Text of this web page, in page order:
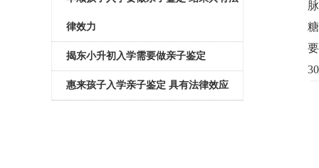
律效力
揭东小升初入学需要做亲子鉴定
惠来孩子入学亲子鉴定 具有法律效应